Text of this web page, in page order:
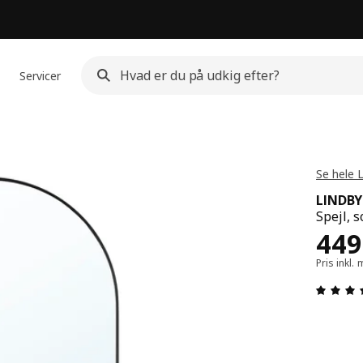
Servicer
Se hele
Spejl,
449
Pris
Pris inkl.